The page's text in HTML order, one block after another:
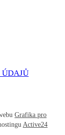
ÚDAJŮ
Grafika pro
Active24